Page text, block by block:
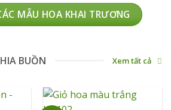
1.100.000 ₫.
MẪU HOA KHAI TRƯƠNG
BUỒN Xem tất cả